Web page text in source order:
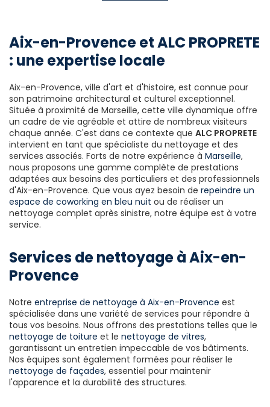
Aix-en-Provence et ALC PROPRETE
: une expertise locale
Aix-en-Provence, ville d'art et d'histoire, est connue pour
son patrimoine architectural et culturel exceptionnel.
Située à proximité de Marseille, cette ville dynamique offre
un cadre de vie agréable et attire de nombreux visiteurs
chaque année. C'est dans ce contexte que ALC PROPRETE
intervient en tant que spécialiste du nettoyage et des
services associés. Forts de notre expérience à Marseille,
nous proposons une gamme complète de prestations
adaptées aux besoins des particuliers et des professionnels
d'Aix-en-Provence. Que vous ayez besoin de repeindre un
espace de coworking en bleu nuit ou de réaliser un
nettoyage complet après sinistre, notre équipe est à votre
service.
Services de nettoyage à Aix-en-
Provence
Notre entreprise de nettoyage à Aix-en-Provence est
spécialisée dans une variété de services pour répondre à
tous vos besoins. Nous offrons des prestations telles que le
nettoyage de toiture et le nettoyage de vitres,
garantissant un entretien impeccable de vos bâtiments.
Nos équipes sont également formées pour réaliser le
nettoyage de façades, essentiel pour maintenir
l'apparence et la durabilité des structures.